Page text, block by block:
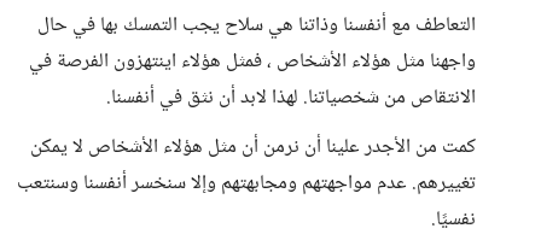
التعاطف مع أنفسنا وذاتنا هي سلاح يجب التمسك بها في حال
واجهنا مثل هؤلاء الأشخاص ، فمثل هؤلاء اينتهزون الفرصة في
الانتقاص من شخصياتنا. لهذا لابد أن نثق في أنفسنا.
كمت من الأجدر علينا أن نرمن أن مثل هؤلاء الأشخاص لا يمكن
تغييرهم. عدم مواجهتهم ومجابهتهم وإلا سنخسر أنفسنا وسنتعب
نفسيًا.